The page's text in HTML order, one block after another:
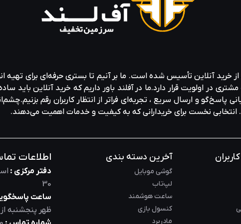
خرید آنلاین تأسیس شده است. ما بر آنیم تا بستری حرفه‌ای برای تهیه‌
اولویت قرار دارد.ما در آفلند باور داریم که خرید آنلاین باید
پاسخ‌گو و ارسال سریع ، تجربه‌ای فراتر از انتظار کاربران رقم
نخست برای خریدارانی که به کیفیت و خدمات اهمیت می‌دهند.
آخرین دسته بندی
گوشی موبایل
لپ‌تاب
ساعت هوشمند
کنسول بازی
مادربرد
اطلاعات
دفتر مرکزی :
30
ساعت
ظهر پنجشنبه